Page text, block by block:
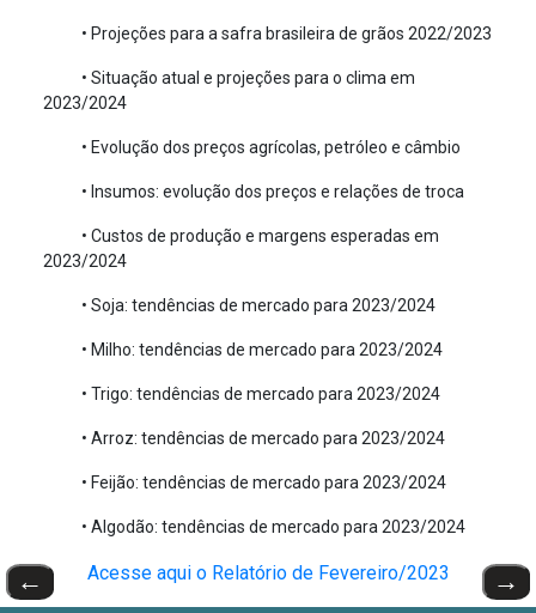
• Projeções para a safra brasileira de grãos 2022/2023
• Situação atual e projeções para o clima em
2023/2024
• Evolução dos preços agrícolas, petróleo e câmbio
• Insumos: evolução dos preços e relações de troca
• Custos de produção e margens esperadas em
2023/2024
• Soja: tendências de mercado para 2023/2024
• Milho: tendências de mercado para 2023/2024
• Trigo: tendências de mercado para 2023/2024
• Arroz: tendências de mercado para 2023/2024
• Feijão: tendências de mercado para 2023/2024
• Algodão: tendências de mercado para 2023/2024
Acesse aqui o Relatório de Fevereiro/2023
← →